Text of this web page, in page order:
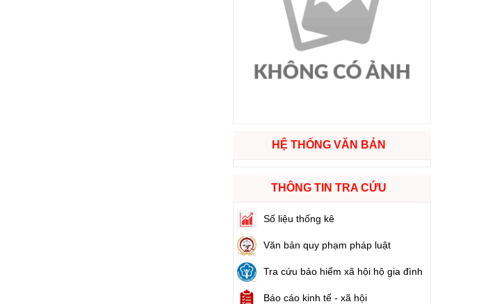
Bầu cử đại biểu Quốc hội khóa XVI và đại biểu Hội đồng nhân dân các cấp nhiệm kỳ 2026 - 2031
HỆ THỐNG VĂN BẢN
THÔNG TIN TRA CỨU
Số liệu thống kê
Văn bản quy phạm pháp luật
Tra cứu bảo hiểm xã hội hộ gia đình
Báo cáo kinh tế - xã hội